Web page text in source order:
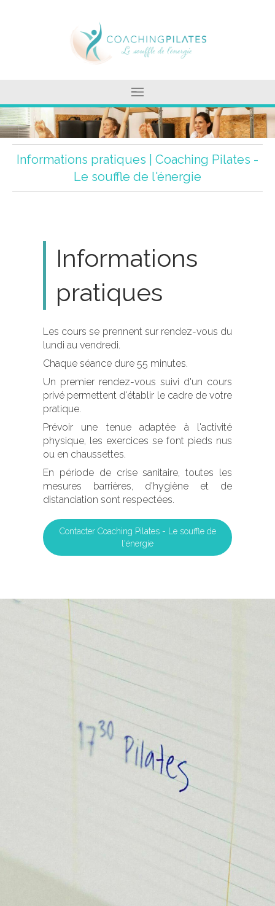
Informations pratiques | Coaching Pilates -
Le souffle de l'énergie
Informations
pratiques
Les cours se prennent sur rendez-vous du
lundi au vendredi.
Chaque séance dure 55 minutes.
Un premier rendez-vous suivi d'un cours
privé permettent d'établir le cadre de votre
pratique.
Prévoir une tenue adaptée à l'activité
physique, les exercices se font pieds nus
ou en chaussettes.
En période de crise sanitaire, toutes les
mesures barrières, d'hygiène et de
distanciation sont respectées.
Contacter Coaching Pilates - Le souffle de
l'énergie